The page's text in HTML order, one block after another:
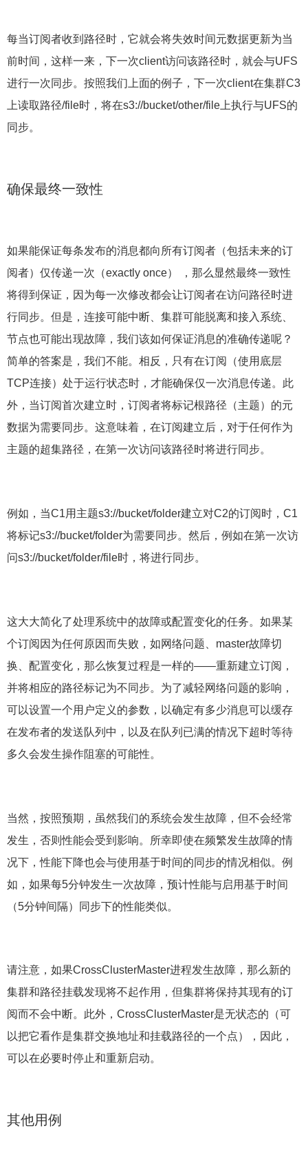
每当订阅者收到路径时，它就会将失效时间元数据更新为当
前时间，这样一来，下一次client访问该路径时，就会与UFS
进行一次同步。按照我们上面的例子，下一次client在集群C3
上读取路径/file时，将在s3://bucket/other/file上执行与UFS的
同步。
确保最终一致性
如果能保证每条发布的消息都向所有订阅者（包括未来的订
阅者）仅传递一次（exactly once） ，那么显然最终一致性
将得到保证，因为每一次修改都会让订阅者在访问路径时进
行同步。但是，连接可能中断、集群可能脱离和接入系统、
节点也可能出现故障，我们该如何保证消息的准确传递呢？
简单的答案是，我们不能。相反，只有在订阅（使用底层
TCP连接）处于运行状态时，才能确保仅一次消息传递。此
外，当订阅首次建立时，订阅者将标记根路径（主题）的元
数据为需要同步。这意味着，在订阅建立后，对于任何作为
主题的超集路径，在第一次访问该路径时将进行同步。
例如，当C1用主题s3://bucket/folder建立对C2的订阅时，C1
将标记s3://bucket/folder为需要同步。然后，例如在第一次访
问s3://bucket/folder/file时，将进行同步。
这大大简化了处理系统中的故障或配置变化的任务。如果某
个订阅因为任何原因而失败，如网络问题、master故障切
换、配置变化，那么恢复过程是一样的——重新建立订阅，
并将相应的路径标记为不同步。为了减轻网络问题的影响，
可以设置一个用户定义的参数，以确定有多少消息可以缓存
在发布者的发送队列中，以及在队列已满的情况下超时等待
多久会发生操作阻塞的可能性。
当然，按照预期，虽然我们的系统会发生故障，但不会经常
发生，否则性能会受到影响。所幸即使在频繁发生故障的情
况下，性能下降也会与使用基于时间的同步的情况相似。例
如，如果每5分钟发生一次故障，预计性能与启用基于时间
（5分钟间隔）同步下的性能类似。
请注意，如果CrossClusterMaster进程发生故障，那么新的
集群和路径挂载发现将不起作用，但集群将保持其现有的订
阅而不会中断。此外，CrossClusterMaster是无状态的（可
以把它看作是集群交换地址和挂载路径的一个点），因此，
可以在必要时停止和重新启动。
其他用例